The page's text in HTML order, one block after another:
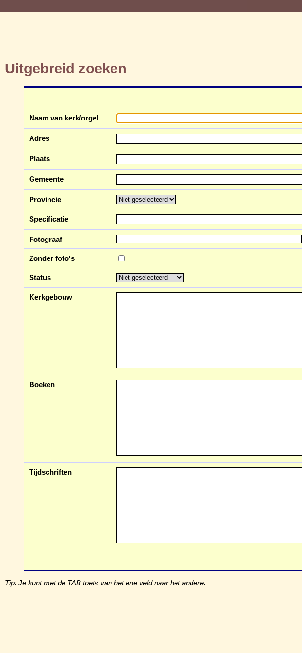
Uitgebreid zoeken
Naam van kerk/orgel
Adres
Plaats
Gemeente
Provincie
Specificatie
Fotograaf
Zonder foto's
Status
Kerkgebouw
Boeken
Tijdschriften
Tip: Je kunt met de TAB toets van het ene veld naar het andere.